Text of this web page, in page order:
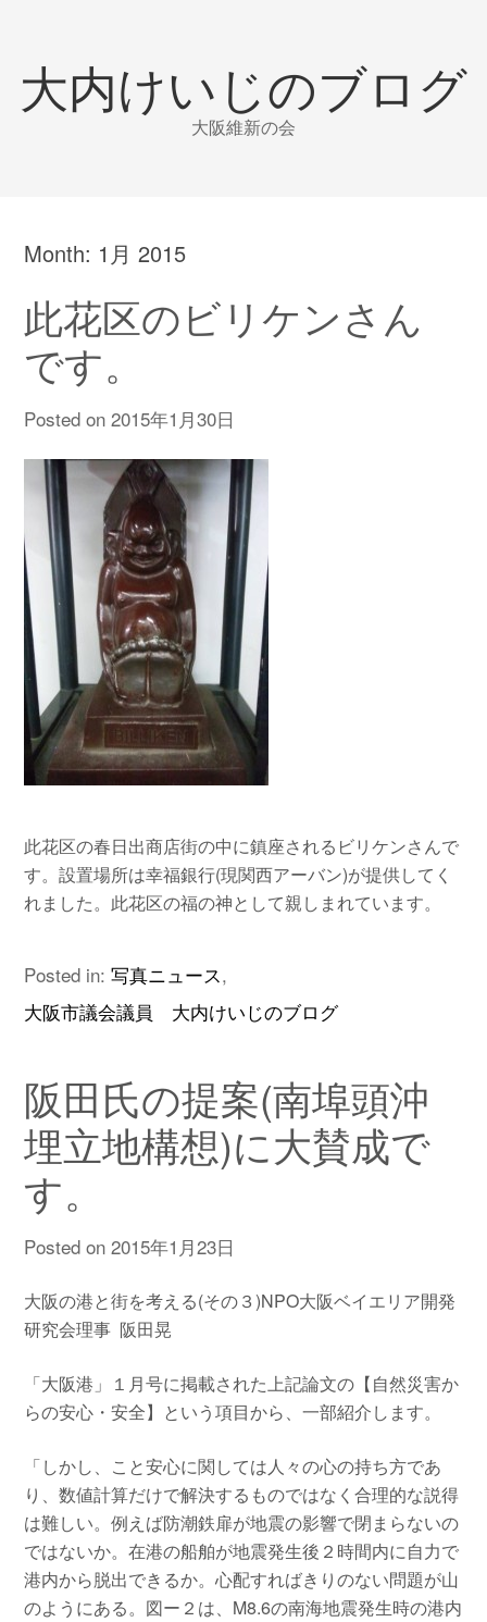
大内けいじのブログ
大阪維新の会
Month: 1月 2015
此花区のビリケンさん
です。
Posted on2015年1月30日
此花区の春日出商店街の中に鎮座されるビリケンさんで
す。設置場所は幸福銀行(現関西アーバン)が提供してく
れました。此花区の福の神として親しまれています。
Posted in:写真ニュース,
大阪市議会議員 大内けいじのブログ
阪田氏の提案(南埠頭沖
埋立地構想)に大賛成で
す。
Posted on2015年1月23日
大阪の港と街を考える(その３)NPO大阪ベイエリア開発
研究会理事 阪田晃
「大阪港」１月号に掲載された上記論文の【自然災害か
らの安心・安全】という項目から、一部紹介します。
「しかし、こと安心に関しては人々の心の持ち方であ
り、数値計算だけで解決するものではなく合理的な説得
は難しい。例えば防潮鉄扉が地震の影響で閉まらないの
ではないか。在港の船舶が地震発生後２時間内に自力で
港内から脱出できるか。心配すればきりのない問題が山
のようにある。図ー２は、M8.6の南海地震発生時の港内